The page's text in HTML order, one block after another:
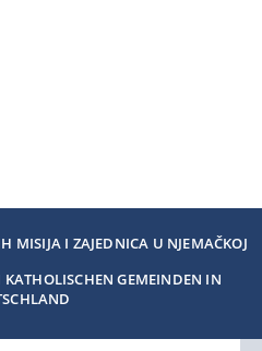
MISIJA I ZAJEDNICA U NJEMAČKOJ
KATHOLISCHEN GEMEINDEN IN